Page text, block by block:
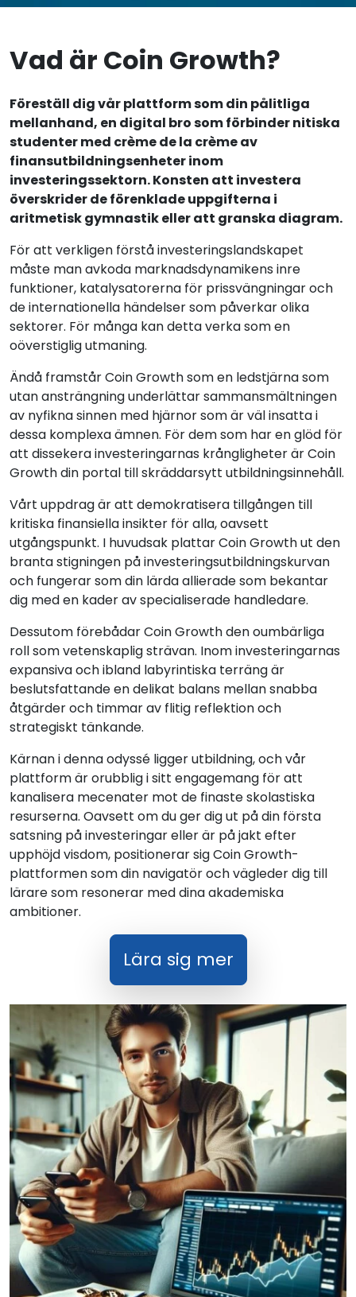
Vad är Coin Growth?
Föreställ dig vår plattform som din pålitliga
mellanhand, en digital bro som förbinder nitiska
studenter med crème de la crème av
finansutbildningsenheter inom
investeringssektorn. Konsten att investera
överskrider de förenklade uppgifterna i
aritmetisk gymnastik eller att granska diagram.
För att verkligen förstå investeringslandskapet
måste man avkoda marknadsdynamikens inre
funktioner, katalysatorerna för prissvängningar och
de internationella händelser som påverkar olika
sektorer. För många kan detta verka som en
oöverstiglig utmaning.
Ändå framstår Coin Growth som en ledstjärna som
utan ansträngning underlättar sammansmältningen
av nyfikna sinnen med hjärnor som är väl insatta i
dessa komplexa ämnen. För dem som har en glöd för
att dissekera investeringarnas krångligheter är Coin
Growth din portal till skräddarsytt utbildningsinnehåll.
Vårt uppdrag är att demokratisera tillgången till
kritiska finansiella insikter för alla, oavsett
utgångspunkt. I huvudsak plattar Coin Growth ut den
branta stigningen på investeringsutbildningskurvan
och fungerar som din lärda allierade som bekantar
dig med en kader av specialiserade handledare.
Dessutom förebådar Coin Growth den oumbärliga
roll som vetenskaplig strävan. Inom investeringarnas
expansiva och ibland labyrintiska terräng är
beslutsfattande en delikat balans mellan snabba
åtgärder och timmar av flitig reflektion och
strategiskt tänkande.
Kärnan i denna odyssé ligger utbildning, och vår
plattform är orubblig i sitt engagemang för att
kanalisera mecenater mot de finaste skolastiska
resurserna. Oavsett om du ger dig ut på din första
satsning på investeringar eller är på jakt efter
upphöjd visdom, positionerar sig Coin Growth-
plattformen som din navigatör och vägleder dig till
lärare som resonerar med dina akademiska
ambitioner.
Lära sig mer